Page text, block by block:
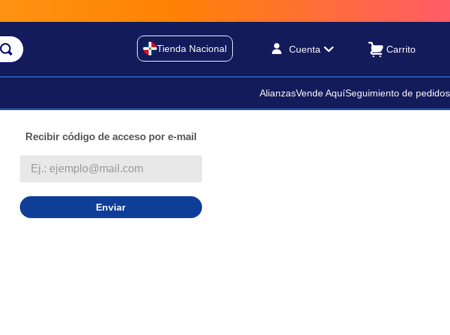
Tienda Nacional Cuenta
AlianzasVende AquíSeguimiento de pedidos
Recibir código de acceso por e-mail
Enviar